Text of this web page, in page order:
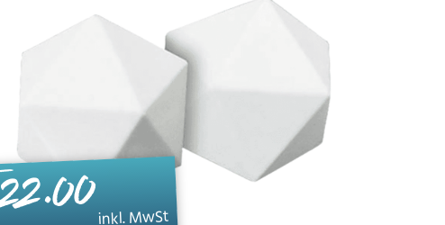
inkl. MwSt